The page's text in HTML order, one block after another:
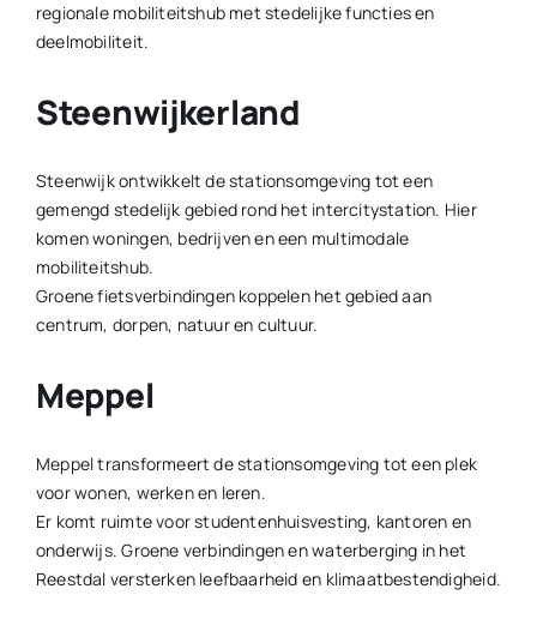
regionale mobiliteitshub met stedelijke functies en
deelmobiliteit.
Steenwijkerland
Steenwijk ontwikkelt de stationsomgeving tot een
gemengd stedelijk gebied rond het intercitystation. Hier
komen woningen, bedrijven en een multimodale
mobiliteitshub.
Groene fietsverbindingen koppelen het gebied aan
centrum, dorpen, natuur en cultuur.
Meppel
Meppel transformeert de stationsomgeving tot een plek
voor wonen, werken en leren.
Er komt ruimte voor studentenhuisvesting, kantoren en
onderwijs. Groene verbindingen en waterberging in het
Reestdal versterken leefbaarheid en klimaatbestendigheid.